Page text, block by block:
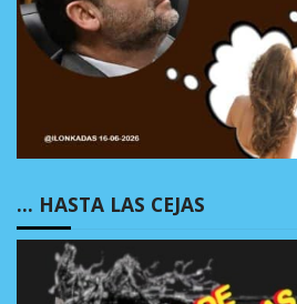
… HASTA LAS CEJAS